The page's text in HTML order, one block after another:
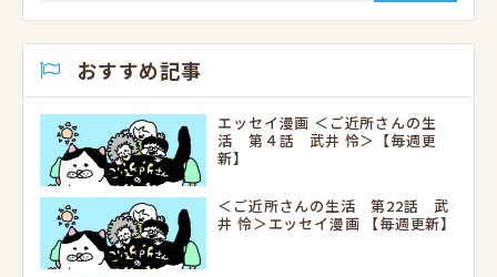
おすすめ記事
エッセイ漫画 ＜ご近所さんの生
活 第４話 武井 怜＞【毎週更
新】
＜ご近所さんの生活 第22話 武
井 怜＞エッセイ漫画 【毎週更新】